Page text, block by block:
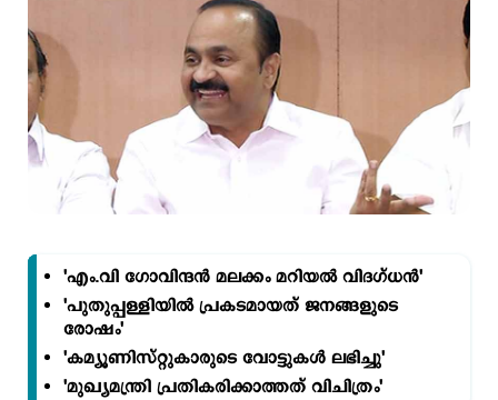
'എം.വി ഗോവിന്ദന്‍ മലക്കം മറിയല്‍ വിദഗ്ധന്‍'
'പുതുപ്പള്ളിയില്‍ പ്രകടമായത് ജനങ്ങളുടെ
രോഷം'
'കമ്യൂണിസ്റ്റുകാരുടെ വോട്ടുകള്‍ ലഭിച്ചു'
'മുഖ്യമന്ത്രി പ്രതികരിക്കാത്തത് വിചിത്രം'